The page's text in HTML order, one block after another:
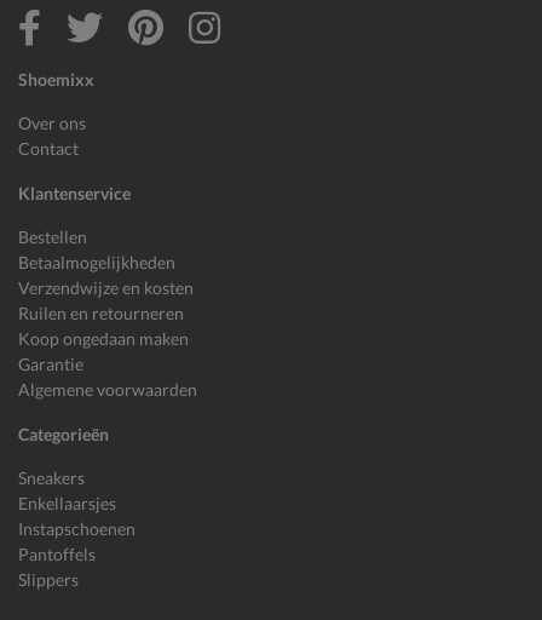
Shoemixx
Over ons
Contact
Klantenservice
Bestellen
Betaalmogelijkheden
Verzendwijze en kosten
Ruilen en retourneren
Koop ongedaan maken
Garantie
Algemene voorwaarden
Categorieën
Sneakers
Enkellaarsjes
Instapschoenen
Pantoffels
Slippers